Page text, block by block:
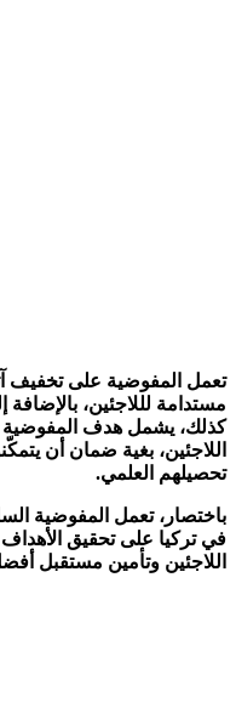
تعمل المفوضية على تخفيف
مستدامة لللاجئين، بالإضافة
كذلك، يشمل هدف المفوضية
اللاجئين، بغية ضمان أن
تحصيلهم العلمي.
باختصار، تعمل المفوضية
في تركيا على تحقيق
اللاجئين وتأمين مستقبل